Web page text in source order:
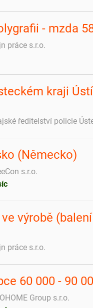
- mzda
práce s.r.o.
kraji
ředitelství policie
(Německo)
s.r.o.
výrobě
práce s.r.o.
60 000 - 90
Group s.r.o.